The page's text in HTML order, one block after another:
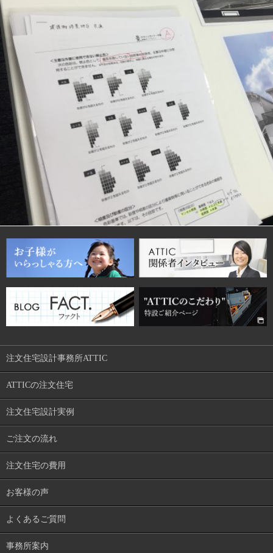
注文住宅設計事務所ATTIC
ATTICの注文住宅
注文住宅設計実例
ご注文の流れ
注文住宅の費用
お客様の声
よくあるご質問
事務所案内